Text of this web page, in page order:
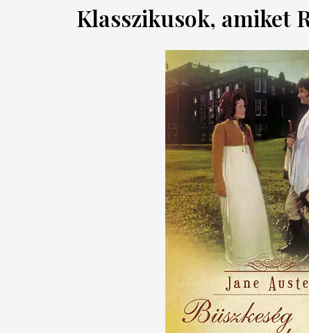
Klasszikusok, amiket